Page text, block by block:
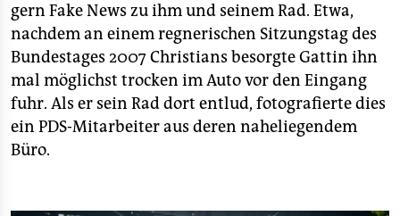
gern Fake News zu ihm und seinem Rad. Etwa,
nachdem an einem regnerischen Sitzungstag des
Bundestages 2007 Christians besorgte Gattin ihn
mal möglichst trocken im Auto vor den Eingang
fuhr. Als er sein Rad dort entlud, fotografierte dies
ein PDS-Mitarbeiter aus deren naheliegendem
Büro.